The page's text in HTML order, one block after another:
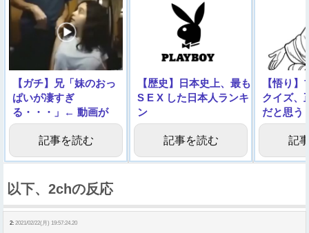
【ガチ】兄「妹のおっ
ぱいが凄すぎ
る・・・」← 動画が
1000万回再生される
記事を読む
【歴史】日本史上、最も
S E X した日本人ランキ
ン
グ！！！！！！！！！！
記事を読む
【悟り
クイズ、
だと思う
記
以下、2chの反応
2: 2021/02/22(月) 19:57:24.20